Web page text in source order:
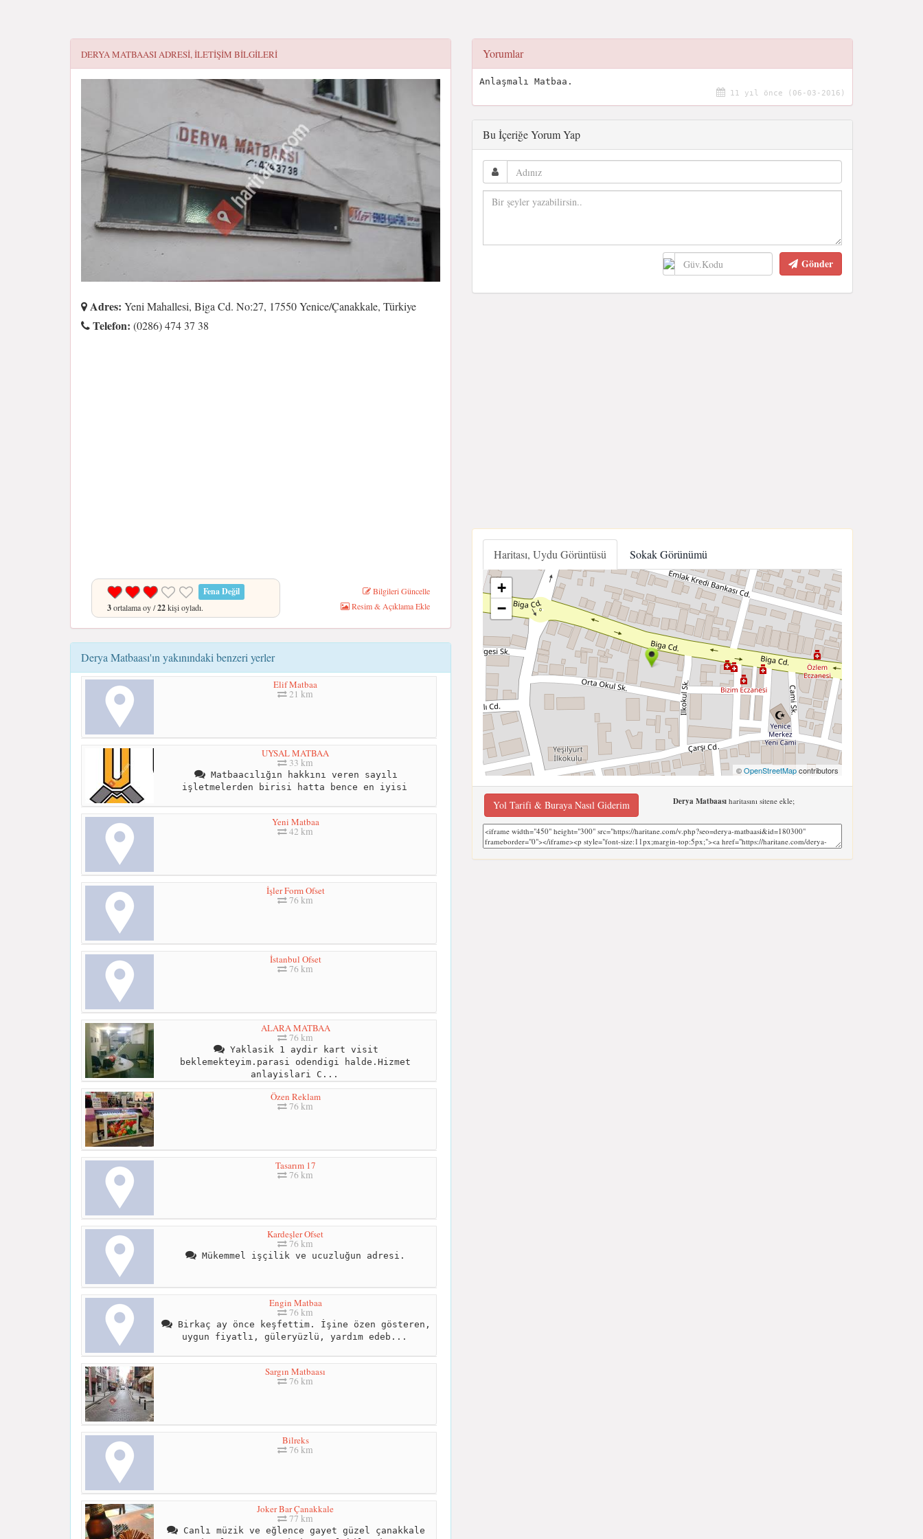
DERYA MATBAASIADRESI, ILETIŞIM BILGILERI
Adres: Yeni Mahallesi, Biga Cd. No:27, 17550 Yenice/Çanakkale, Türkiye
Telefon: (0286) 474 37 38
Fena Değil
3ortalama oy /22kişi oyladı.
Bilgileri Güncelle
Resim & Açıklama Ekle
Derya Matbaası'ın yakınındaki benzeri yerler
Elif Matbaa
21 km
UYSAL MATBAA
33 km
Matbaacılığın hakkını veren sayılı
işletmelerden birisi hatta bence en iyisi
Yeni Matbaa
42 km
İşler Form Ofset
76 km
İstanbul Ofset
76 km
ALARA MATBAA
76 km
Yaklasik 1 aydir kart visit
beklemekteyim.parasi odendigi halde.Hizmet
anlayislari C...
Özen Reklam
76 km
Tasarım 17
76 km
Kardeşler Ofset
76 km
Mükemmel işçilik ve ucuzluğun adresi.
Engin Matbaa
76 km
Birkaç ay önce keşfettim. İşine özen gösteren,
uygun fiyatlı, güleryüzlü, yardım edeb...
Sargın Matbaası
76 km
Bilreks
76 km
Joker Bar Çanakkale
77 km
Canlı müzik ve eğlence gayet güzel çanakkale
Yorumlar
Anlaşmalı Matbaa.
11 yıl önce (06-03-2016)
Bu İçeriğe Yorum Yap
Gönder
Haritası, Uydu Görüntüsü Sokak Görünümü
+
−
©OpenStreetMapcontributors
Yol Tarifi & Buraya Nasıl Giderim Derya Matbaasıharitasını sitene ekle;